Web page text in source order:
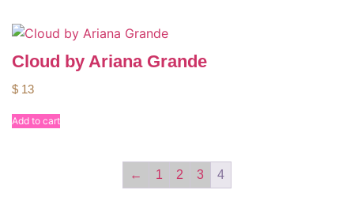
Cloud by Ariana Grande
$ 13
Add to cart
← 1 2 3 4